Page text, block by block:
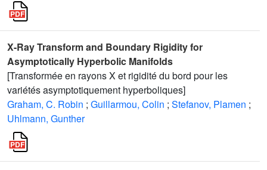
X-Ray Transform and Boundary Rigidity for
Asymptotically Hyperbolic Manifolds
[Transformée en rayons X et rigidité du bord pour les
variétés asymptotiquement hyperboliques]
Graham, C. Robin ; Guillarmou, Colin ; Stefanov, Plamen ;
Uhlmann, Gunther